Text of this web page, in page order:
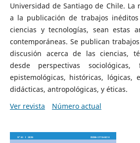
Universidad de Santiago de Chile. La
a la publicación de trabajos
ciencias y tecnologías, sean estas
contemporáneas. Se publican
discusión acerca de las ciencias,
desde perspectivas sociológicas,
epistemológicas, históricas, lógicas,
didácticas, antropológicas, y éticas.
Ver revista
Número actual